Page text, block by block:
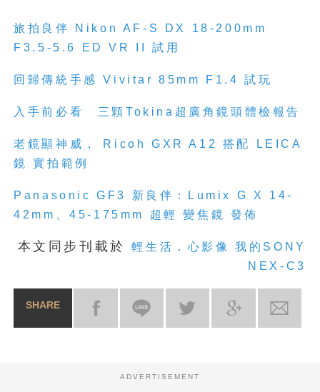
旅拍良伴 Nikon AF-S DX 18-200mm
F3.5-5.6 ED VR II 試用
回歸傳統手感 Vivitar 85mm F1.4 試玩
入手前必看 三顆Tokina超廣角鏡頭體檢報告
老鏡顯神威， Ricoh GXR A12 搭配 LEICA
鏡 實拍範例
Panasonic GF3 新良伴：Lumix G X 14-
42mm、45-175mm 超輕 變焦鏡 發佈
本文同步刊載於輕生活．心影像 我的SONY
NEX-C3
SHARE
ADVERTISEMENT